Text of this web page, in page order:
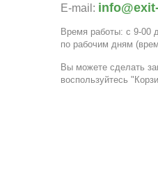
E-mail:
Время работы: с 9-00
по рабочим дням
Вы можете сделать
воспользуйтесь